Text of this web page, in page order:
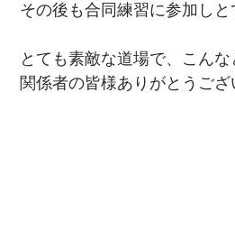
その後も合同練習に参加し
とても素敵な道場で、こん
関係者の皆様ありがとうござ